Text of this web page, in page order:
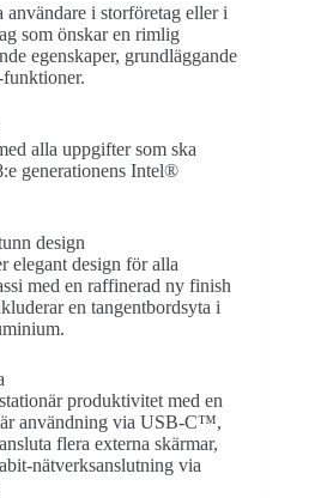
i storföretag eller i
som önskar en rimlig
egenskaper, grundläggande
alla uppgifter som ska
generationens Intel®
design
elegant design för alla
med en raffinerad ny finish
en tangentbordsyta i
produktivitet med en
användning via USB-C™,
flera externa skärmar,
nätverksanslutning via